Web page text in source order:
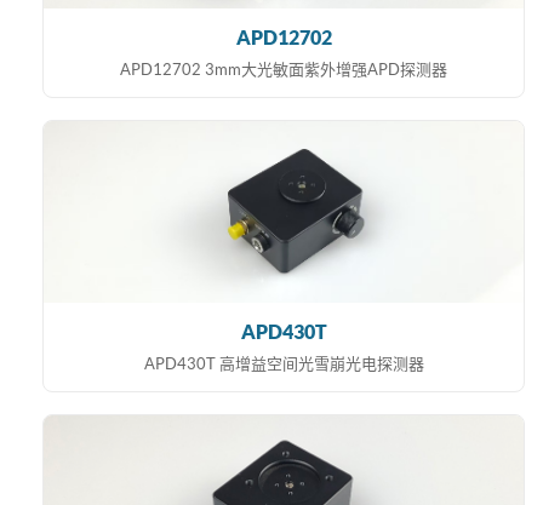
APD12702
APD12702 3mm大光敏面紫外增强APD探测器
APD430T
APD430T 高增益空间光雪崩光电探测器